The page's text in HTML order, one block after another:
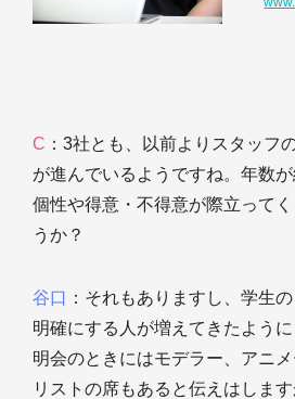
C ：3社とも、以前よりスタッフ
が進んでいるようですね。年数
個性や得意・不得意が際立って
うか？
谷口 ：それもありますし、学生
明確にする人が増えてきたよう
明会のときにはモデラー、アニ
リストの席もあると伝えはしま